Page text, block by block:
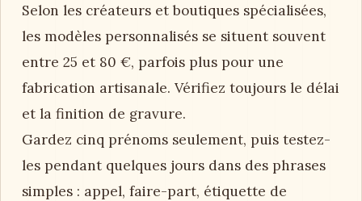
Selon les créateurs et boutiques spécialisées,
les modèles personnalisés se situent souvent
entre 25 et 80 €, parfois plus pour une
fabrication artisanale. Vérifiez toujours le délai
et la finition de gravure.
Gardez cinq prénoms seulement, puis testez-
les pendant quelques jours dans des phrases
simples : appel, faire-part, étiquette de